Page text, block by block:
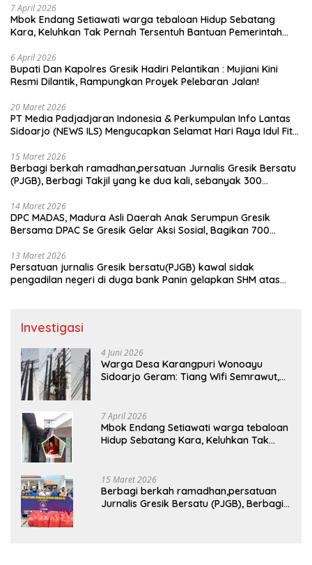
7 April 2026
Mbok Endang Setiawati warga tebaloan Hidup Sebatang
Kara, Keluhkan Tak Pernah Tersentuh Bantuan Pemerintah
6 April 2026
​Bupati Dan Kapolres Gresik Hadiri Pelantikan : Mujiani Kini
Resmi Dilantik, Rampungkan Proyek Pelebaran Jalan!
20 Maret 2026
PT Media Padjadjaran Indonesia & Perkumpulan Info Lantas
Sidoarjo (NEWS ILS) Mengucapkan Selamat Hari Raya Idul Fitri
15 Maret 2026
Berbagi berkah ramadhan,persatuan Jurnalis Gresik Bersatu
(PJGB), Berbagi Takjil yang ke dua kali, sebanyak 300
14 Maret 2026
DPC MADAS, Madura Asli Daerah Anak Serumpun Gresik
Bersama DPAC Se Gresik Gelar Aksi Sosial, Bagikan 700
13 Maret 2026
Persatuan jurnalis Gresik bersatu(PJGB) kawal sidak
pengadilan negeri di duga bank Panin gelapkan SHM atas
Investigasi
4 Juni 2026
Warga Desa Karangpuri Wonoayu
Sidoarjo Geram: Tiang Wifi Semrawut,
7 April 2026
Mbok Endang Setiawati warga tebaloan
Hidup Sebatang Kara, Keluhkan Tak
15 Maret 2026
Berbagi berkah ramadhan,persatuan
Jurnalis Gresik Bersatu (PJGB), Berbagi